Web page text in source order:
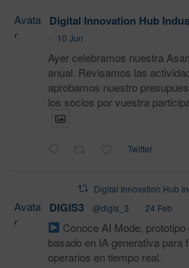
Avata
r
Digital Innovation Hub
·
10 Jun
Ayer celebramos nuestra
anual. Revisamos las
aprobamos nuestro
los socios por vuestra
Twitter
Digital Innovation Hub
Avata
r
DIGIS3 @digis_3 · 24 Feb
Conoce AI Mode,
basado en IA generativa para
operarios en tiempo real.